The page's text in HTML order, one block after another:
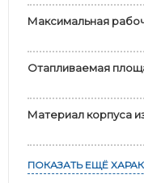
Максимальная
Отапливаемая
Материал корпуса
ПОКАЗАТЬ ЕЩЁ